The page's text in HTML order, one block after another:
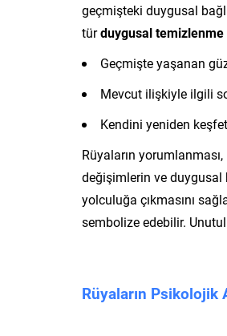
geçmişteki duygusal
türduygusal temizlenme
Geçmişte yaşanan
Mevcut ilişkiyle ilgili
Kendini yeniden
Rüyaların
değişimlerin ve duygusal
yolculuğa çıkmasını
sembolize edebilir.
Rüyaların Psikolojik